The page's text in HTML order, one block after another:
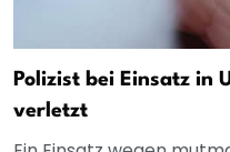
Polizist bei Einsatz in
verletzt